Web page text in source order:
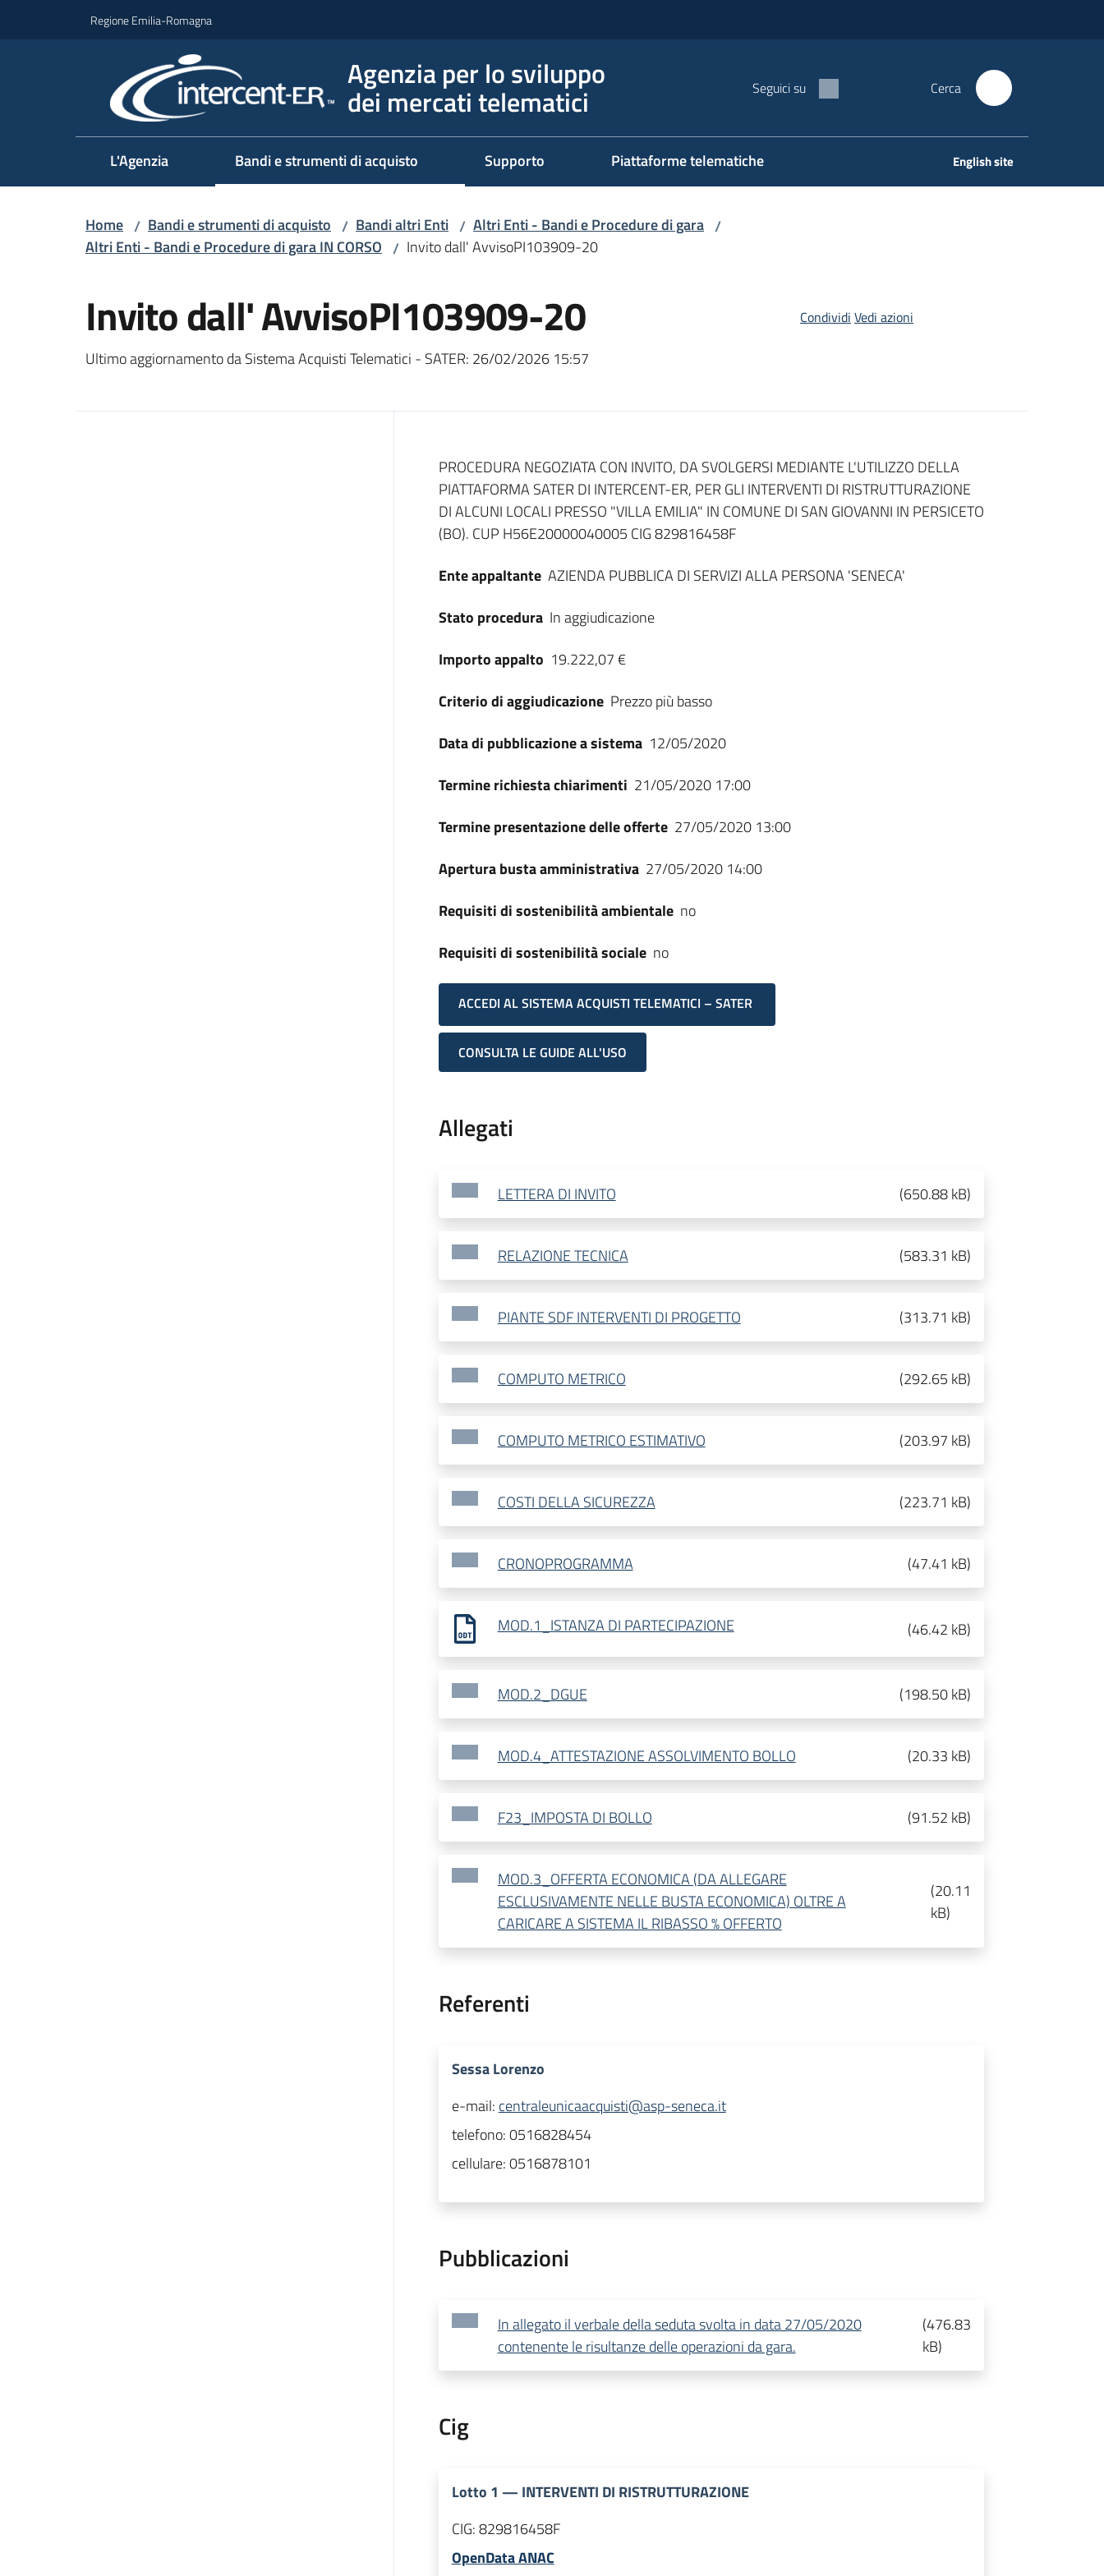
Regione Emilia-Romagna
Agenzia per lo sviluppo
dei mercati telematici Seguici su Cerca
L'Agenzia Bandi e strumenti di acquisto Supporto Piattaforme telematiche English site
Home / Bandi e strumenti di acquisto / Bandi altri Enti / Altri Enti - Bandi e Procedure di gara /
Altri Enti - Bandi e Procedure di gara IN CORSO / Invito dall' AvvisoPI103909-20
Invito dall' AvvisoPI103909-20
Ultimo aggiornamento da Sistema Acquisti Telematici - SATER: 26/02/2026 15:57
Condividi Vedi azioni
Dati del bando
PROCEDURA NEGOZIATA CON INVITO, DA SVOLGERSI MEDIANTE L'UTILIZZO DELLA
PIATTAFORMA SATER DI INTERCENT-ER, PER GLI INTERVENTI DI RISTRUTTURAZIONE
DI ALCUNI LOCALI PRESSO "VILLA EMILIA" IN COMUNE DI SAN GIOVANNI IN PERSICETO
(BO). CUP H56E20000040005 CIG 829816458F
Ente appaltante AZIENDA PUBBLICA DI SERVIZI ALLA PERSONA 'SENECA'
Stato procedura In aggiudicazione
Importo appalto 19.222,07 €
Criterio di aggiudicazione Prezzo più basso
Data di pubblicazione a sistema 12/05/2020
Termine richiesta chiarimenti 21/05/2020 17:00
Termine presentazione delle offerte 27/05/2020 13:00
Apertura busta amministrativa 27/05/2020 14:00
Requisiti di sostenibilità ambientale no
Requisiti di sostenibilità sociale no
ACCEDI AL SISTEMA ACQUISTI TELEMATICI – SATER
CONSULTA LE GUIDE ALL'USO
Allegati
LETTERA DI INVITO (650.88 kB)
RELAZIONE TECNICA (583.31 kB)
PIANTE SDF INTERVENTI DI PROGETTO (313.71 kB)
COMPUTO METRICO (292.65 kB)
COMPUTO METRICO ESTIMATIVO (203.97 kB)
COSTI DELLA SICUREZZA (223.71 kB)
CRONOPROGRAMMA (47.41 kB)
MOD.1_ISTANZA DI PARTECIPAZIONE (46.42 kB)
MOD.2_DGUE (198.50 kB)
MOD.4_ATTESTAZIONE ASSOLVIMENTO BOLLO (20.33 kB)
F23_IMPOSTA DI BOLLO (91.52 kB)
MOD.3_OFFERTA ECONOMICA (DA ALLEGARE
ESCLUSIVAMENTE NELLE BUSTA ECONOMICA) OLTRE A
CARICARE A SISTEMA IL RIBASSO % OFFERTO
(20.11
kB)
Referenti
Sessa Lorenzo
e-mail: centraleunicaacquisti@asp-seneca.it
telefono:0516828454
cellulare:0516878101
Pubblicazioni
In allegato il verbale della seduta svolta in data 27/05/2020
contenente le risultanze delle operazioni da gara.
(476.83
kB)
Cig
Lotto 1 — INTERVENTI DI RISTRUTTURAZIONE
CIG:829816458F
OpenData ANAC